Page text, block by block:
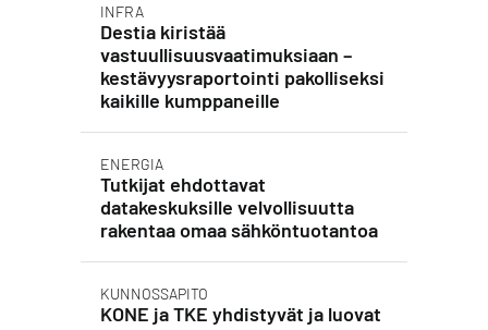
INFRA
Destia kiristää
vastuullisuusvaatimuksiaan –
kestävyysraportointi pakolliseksi
kaikille kumppaneille
ENERGIA
Tutkijat ehdottavat
datakeskuksille velvollisuutta
rakentaa omaa sähköntuotantoa
KUNNOSSAPITO
KONE ja TKE yhdistyvät ja luovat